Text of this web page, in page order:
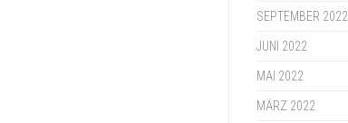
SEPTEMBER 2022
JUNI 2022
MAI 2022
MÄRZ 2022